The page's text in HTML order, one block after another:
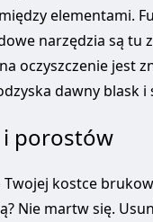
elementami.
narzędzia są tu
oczyszczenie jest
dawny blask i
porostów
Twojej kostce
Nie martw się.